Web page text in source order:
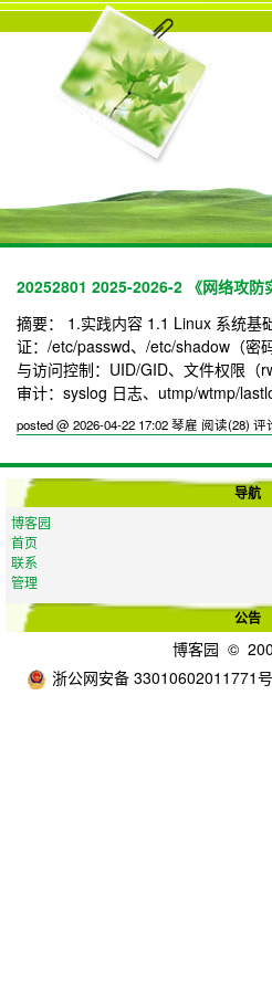
导航
博客园
首页
联系
管理
公告
20252801 2025-2026-2 《网络攻防
摘要： 1.实践内容 1.1 Linux 系统基
证：/etc/passwd、/etc/shadow（密
与访问控制：UID/GID、文件权限（
审计：syslog 日志、utmp/wtmp/
posted @ 2026-04-22 17:02 琴雇 阅读(28) 评
博客园 ©
浙公网安备 33010602011771号